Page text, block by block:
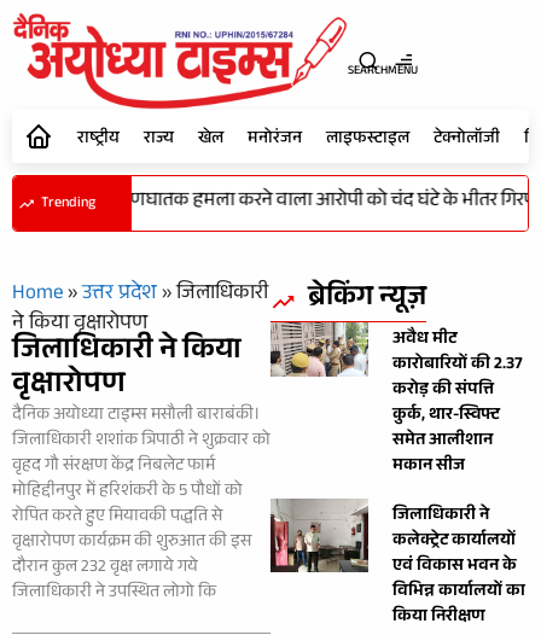
SEARCHMENU
राष्ट्रीय राज्य खेल मनोरंजन लाइफस्टाइल टेक्नोलॉजी
Trending
कर टांगी से प्राणघातक हमला करने वाला आरोपी को चंद घंटे के भीतर
Home»उत्तर प्रदेश»जिलाधिकारी
ने किया वृक्षारोपण
जिलाधिकारी ने किया
वृक्षारोपण
दैनिक अयोध्या टाइम्स मसौली बाराबंकी।
जिलाधिकारी शशांक त्रिपाठी ने शुक्रवार को
वृहद गौ संरक्षण केंद्र निबलेट फार्म
मोहिद्दीनपुर में हरिशंकरी के 5 पौधों को
रोपित करते हुए मियावकी पद्धति से
वृक्षारोपण कार्यक्रम की शुरुआत की इस
दौरान कुल 232 वृक्ष लगाये गये
जिलाधिकारी ने उपस्थित लोगो कि
ब्रेकिंग न्यूज़
अवैध मीट
कारोबारियों की 2.37
करोड़ की संपत्ति
कुर्क, थार-स्विफ्ट
समेत आलीशान
मकान सीज
जिलाधिकारी ने
कलेक्ट्रेट कार्यालयों
एवं विकास भवन के
विभिन्न कार्यालयों का
किया निरीक्षण